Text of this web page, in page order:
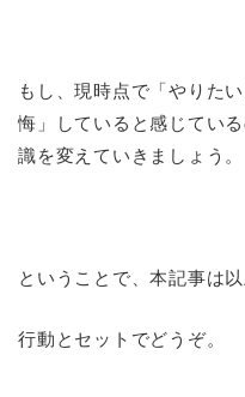
もし、現時点で「やりた
悔」していると感じてい
識を変えていきましょう。
ということで、本記事は以
行動とセットでどうぞ。